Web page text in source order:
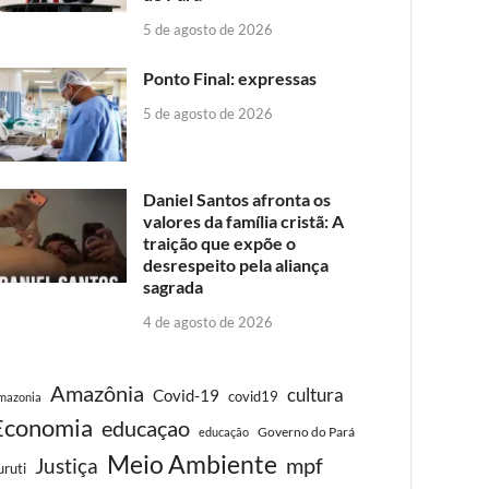
5 de agosto de 2026
Ponto Final: expressas
5 de agosto de 2026
Daniel Santos afronta os
valores da família cristã: A
traição que expõe o
desrespeito pela aliança
sagrada
4 de agosto de 2026
Amazônia Covid-19 covid19 cultura
educaçao educação Governo do Pará
Justiça Meio Ambiente mpf